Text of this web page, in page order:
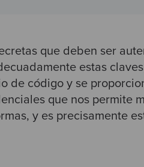
que deben ser
estas
de código y se
que nos permite
y es precisamente